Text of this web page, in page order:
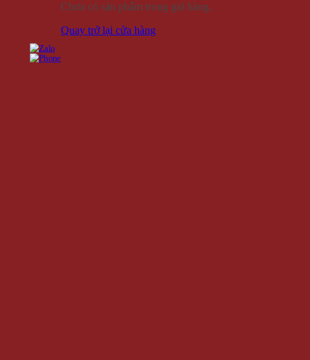
Chưa có sản phẩm trong giỏ hàng.
Quay trở lại cửa hàng